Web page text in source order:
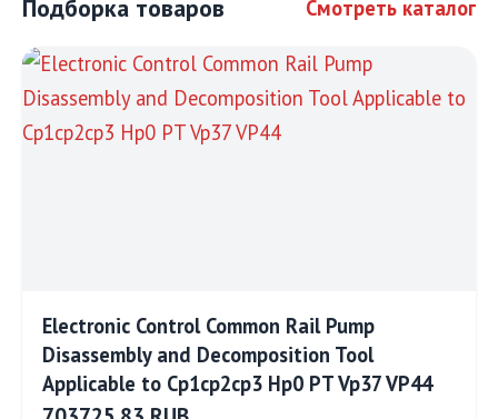
Подборка товаров Смотреть каталог
Electronic Control Common Rail Pump
Disassembly and Decomposition Tool
Applicable to Cp1cp2cp3 Hp0 PT Vp37 VP44